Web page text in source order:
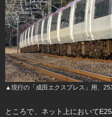
▲現行の「成田エクスプレス」用、
ところで、ネット上において